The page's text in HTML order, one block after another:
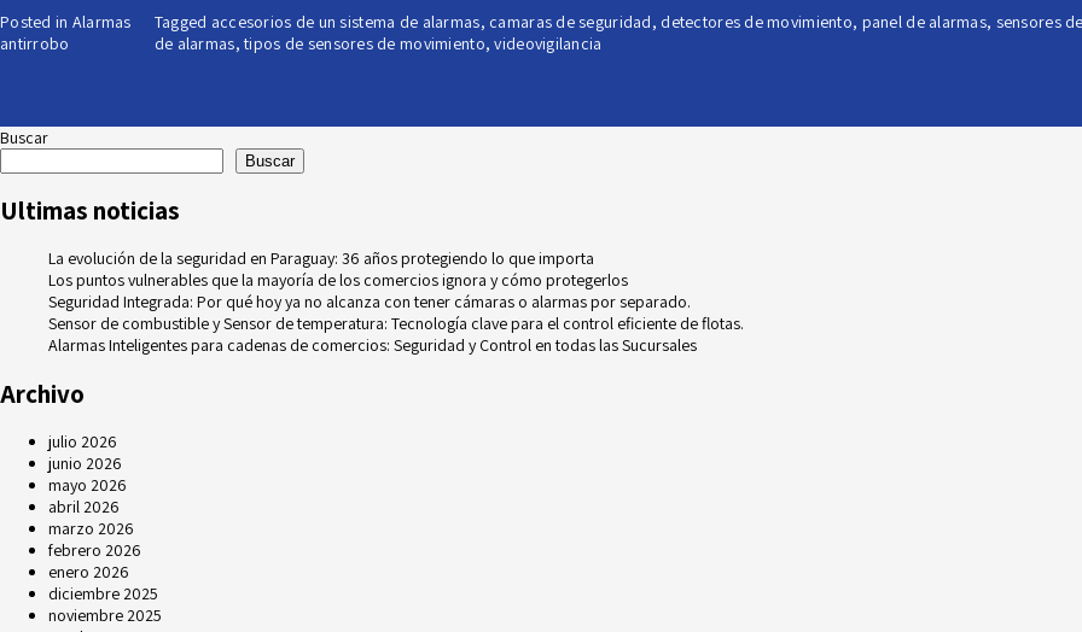
Posted in Alarmas
antirrobo
Tagged accesorios de un sistema de alarmas, camaras de seguridad, detectores de movimiento, panel de alarmas, sensores
de alarmas,tipos de sensores de movimiento,videovigilancia
Buscar
Buscar
Ultimas noticias
La evolución de la seguridad en Paraguay: 36 años protegiendo lo que importa
Los puntos vulnerables que la mayoría de los comercios ignora y cómo protegerlos
Seguridad Integrada: Por qué hoy ya no alcanza con tener cámaras o alarmas por separado.
Sensor de combustible y Sensor de temperatura: Tecnología clave para el control eficiente de flotas.
Alarmas Inteligentes para cadenas de comercios: Seguridad y Control en todas las Sucursales
Archivo
julio 2026
junio 2026
mayo 2026
abril 2026
marzo 2026
febrero 2026
enero 2026
diciembre 2025
noviembre 2025